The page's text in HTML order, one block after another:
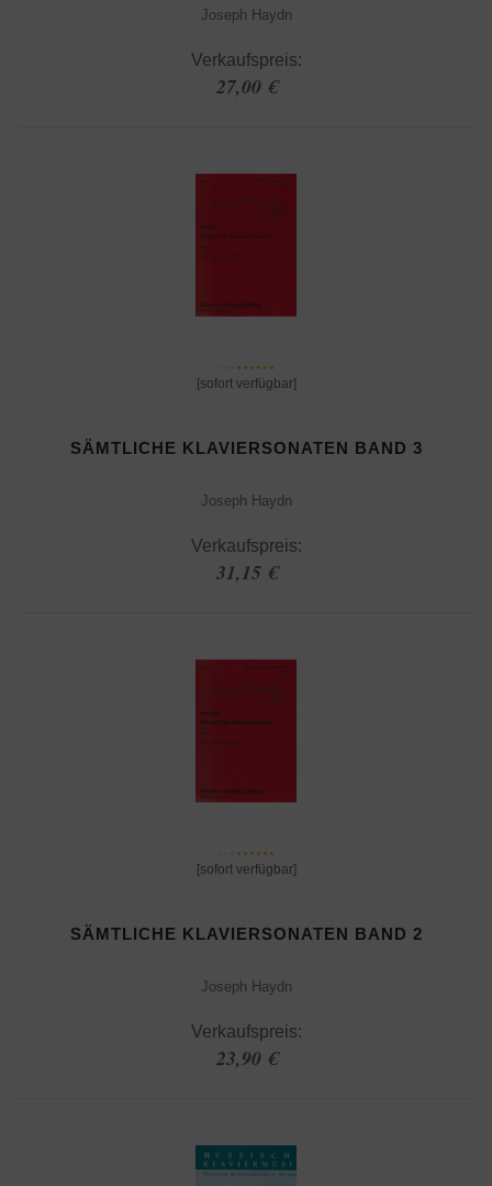
Joseph Haydn
Verkaufspreis:
27,00 €
[sofort verfügbar]
SÄMTLICHE KLAVIERSONATEN BAND 3
Joseph Haydn
Verkaufspreis:
31,15 €
[sofort verfügbar]
SÄMTLICHE KLAVIERSONATEN BAND 2
Joseph Haydn
Verkaufspreis:
23,90 €